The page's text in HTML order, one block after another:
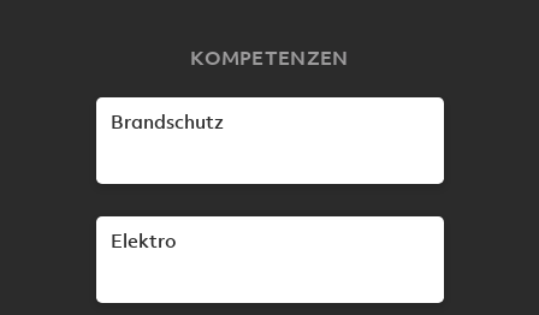
KOMPETENZEN
Brandschutz
Elektro